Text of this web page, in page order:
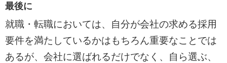
最後に
就職・転職においては、自分が会社の求める採用
要件を満たしているかはもちろん重要なことでは
あるが、会社に選ばれるだけでなく、自ら選ぶ、